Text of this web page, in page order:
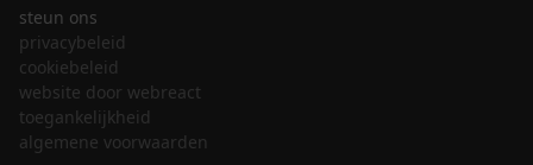
steun ons
privacybeleid
cookiebeleid
website door webreact
toegankelijkheid
algemene voorwaarden